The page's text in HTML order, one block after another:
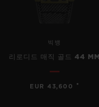
빅뱅
리로디드 매직 골드 44 MM
EUR 43,600 •